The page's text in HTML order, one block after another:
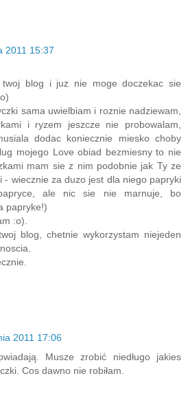
2011 15:37
twoj blog i juz nie moge doczekac sie
sama uwielbiam i roznie nadziewam,
i ryzem jeszcze nie probowalam,
dodac koniecznie miesko choby
mojego Love obiad bezmiesny to nie
mam sie z nim podobnie jak Ty ze
- wiecznie za duzo jest dla niego papryki
ale nic sie nie marnuje, bo
papryke!)
:o).
blog, chetnie wykorzystam niejeden
2011 17:06
Musze zrobić niedługo jakies
Cos dawno nie robiłam.